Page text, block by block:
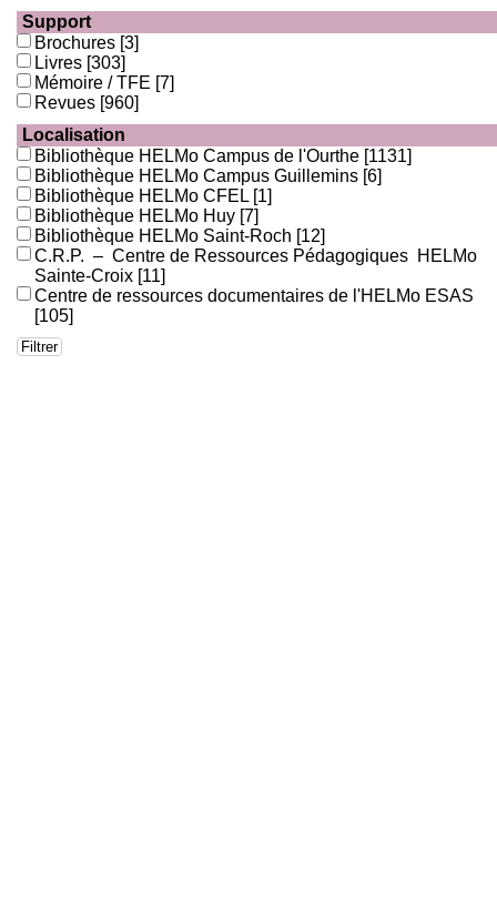
Support
Brochures [3]
Livres [303]
Mémoire / TFE [7]
Revues [960]
Localisation
Bibliothèque HELMo Campus de l'Ourthe [1131]
Bibliothèque HELMo Campus Guillemins [6]
Bibliothèque HELMo CFEL [1]
Bibliothèque HELMo Huy [7]
Bibliothèque HELMo Saint-Roch [12]
C.R.P. – Centre de Ressources Pédagogiques HELMo
Sainte-Croix [11]
Centre de ressources documentaires de l'HELMo ESAS
[105]